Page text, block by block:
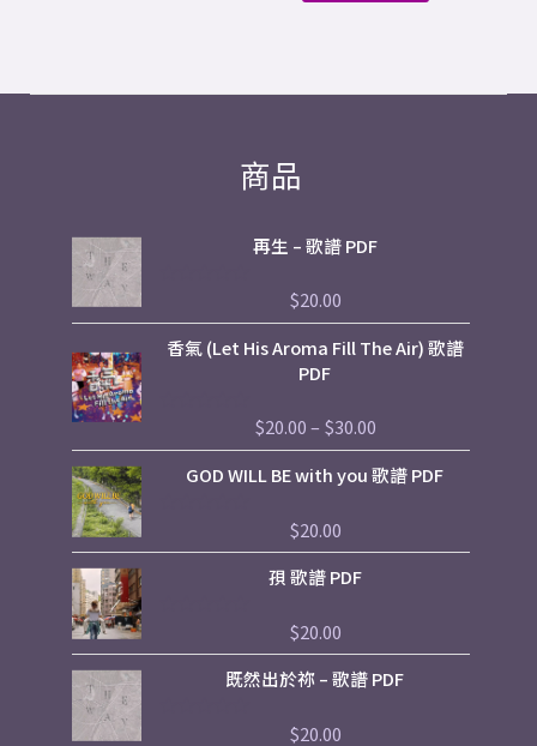
商品
再生 – 歌譜 PDF
滿
$20.00
香氣 (Let His Aroma Fill The Air) 歌譜
PDF
$20.00– $30.00
range:
$30.00
GOD WILL BE with you 歌譜 PDF
$20.00
孭 歌譜 PDF
$20.00
既然出於祢 – 歌譜 PDF
$20.00